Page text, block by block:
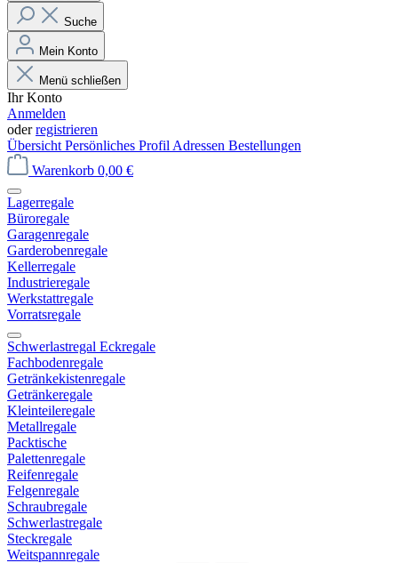
Suche
Mein Konto
Menü schließen
Ihr Konto
Anmelden
oderregistrieren
Übersicht Persönliches Profil Adressen Bestellungen
Warenkorb 0,00 €
Lagerregale
Büroregale
Garagenregale
Garderobenregale
Kellerregale
Industrieregale
Werkstattregale
Vorratsregale
Schwerlastregal Eckregale
Fachbodenregale
Getränkekistenregale
Getränkeregale
Kleinteileregale
Metallregale
Packtische
Palettenregale
Reifenregale
Felgenregale
Schraubregale
Schwerlastregale
Steckregale
Weitspannregale